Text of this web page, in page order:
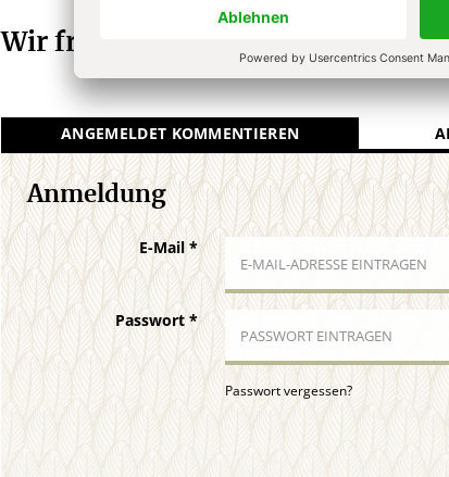
Wir freuen uns über Ihren
ANGEMELDET KOMMENTIEREN
Anmeldung
E-Mail *
Passwort*
Passwort vergessen?